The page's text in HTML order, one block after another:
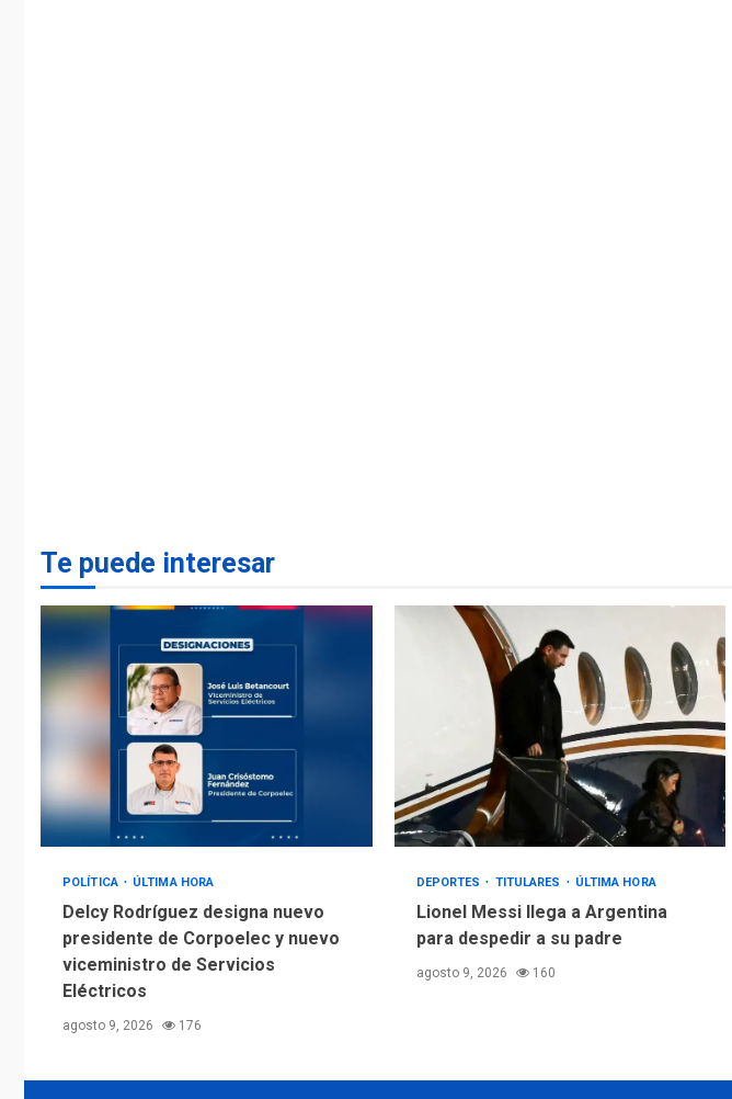
Te puede interesar
POLÍTICA ÚLTIMA HORA
Delcy Rodríguez designa nuevo
presidente de Corpoelec y nuevo
viceministro de Servicios
Eléctricos
agosto 9, 2026 176
DEPORTES TITULARES ÚLTIMA HORA
Lionel Messi llega a Argentina
para despedir a su padre
agosto 9, 2026 160